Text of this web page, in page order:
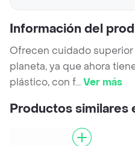
Información del
Ofrecen cuidado
planeta, ya que ahora
plástico, con f...Ver más
Productos similares